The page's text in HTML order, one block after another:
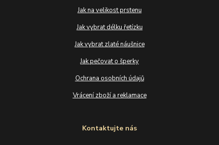
Jak na velikost prstenu
Jak vybrat délku řetízku
Jak vybrat zlaté náušnice
Jak pečovat o šperky
Ochrana osobních údajů
Vrácení zboží a reklamace
Kontaktujte nás